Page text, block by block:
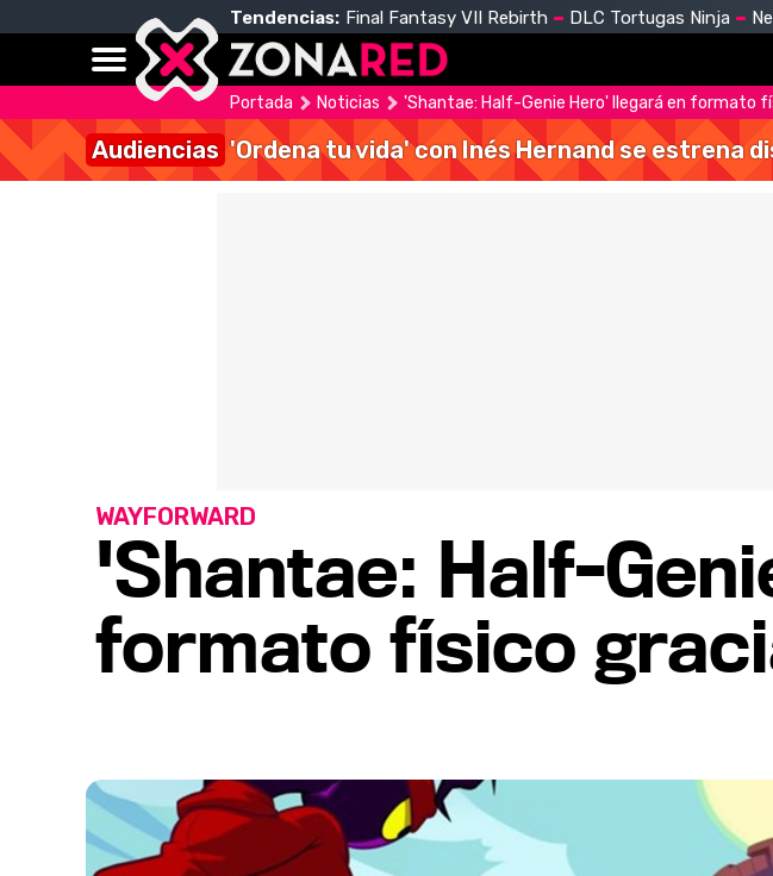
Tendencias: Final Fantasy VII Rebirth DLC Tortugas Ninja
Portada Noticias 'Shantae: Half-Genie Hero' llegará en formato
Audiencias 'Ordena tu vida' con Inés Hernand se estrena
'Shantae: Half-
formato físico
WAYFORWARD